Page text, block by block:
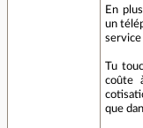
En
un
service
Tu
coûte
que